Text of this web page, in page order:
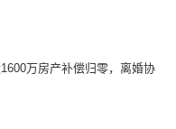
万房产补偿归零，离婚协